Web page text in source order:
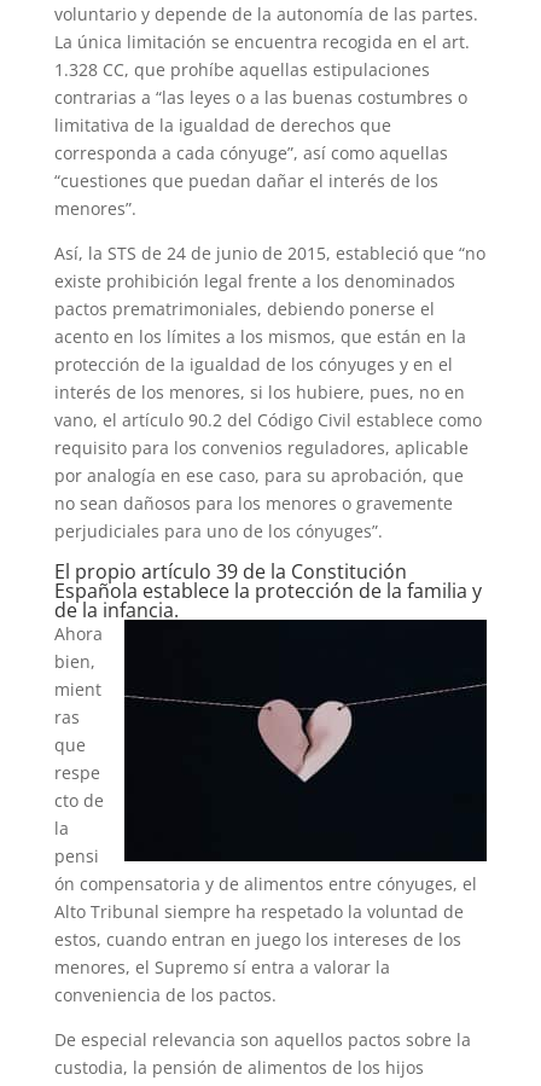
voluntario y depende de la autonomía de las partes.
La única limitación se encuentra recogida en el art.
1.328 CC, que prohíbe aquellas estipulaciones
contrarias a “las leyes o a las buenas costumbres o
limitativa de la igualdad de derechos que
corresponda a cada cónyuge”, así como aquellas
“cuestiones que puedan dañar el interés de los
menores”.
Así, la STS de 24 de junio de 2015, estableció que “no
existe prohibición legal frente a los denominados
pactos prematrimoniales, debiendo ponerse el
acento en los límites a los mismos, que están en la
protección de la igualdad de los cónyuges y en el
interés de los menores, si los hubiere, pues, no en
vano, el artículo 90.2 del Código Civil establece como
requisito para los convenios reguladores, aplicable
por analogía en ese caso, para su aprobación, que
no sean dañosos para los menores o gravemente
perjudiciales para uno de los cónyuges”.
El propio artículo 39 de la Constitución
Española establece la protección de la familia y
de la infancia.
Ahora
bien,
mient
ras
que
respe
cto de
la
pensi
ón compensatoria y de alimentos entre cónyuges, el
Alto Tribunal siempre ha respetado la voluntad de
estos, cuando entran en juego los intereses de los
menores, el Supremo sí entra a valorar la
conveniencia de los pactos.
De especial relevancia son aquellos pactos sobre la
custodia, la pensión de alimentos de los hijos